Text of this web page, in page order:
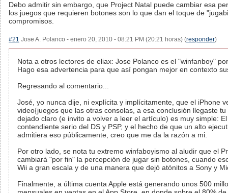
Debo admitir sin embargo, que Project Natal puede cambiar esa
los juegos que requieren botones son lo que dan el toque de
compromisos.
#21 Jose A. Polanco - enero 20, 2010 - 08:21 PM (20:21 horas) (responder)
Nota a otros lectores de eliax: Jose Polanco es el "winfanboy"
Hago esa advertencia para que así pongan mejor en contexto
Regresando al comentario...
José, yo nunca dije, ni explícita y implícitamente, que el iPhone
video{juegos que las otras consolas, a esa conclusión llegaste
dejado claro (e invito a volver a leer el artículo) es muy simple:
contendiente serio del DS y PSP, y el hecho de que un alto
admitiera eso públicamente, creo que me da la razón a mi.
Por otro lado, se nota tu extremo winfaboyismo al aludir que el
cambiará "por fin" la percepción de jugar sin botones, cuando
Wii a gran escala y de una manera que dejó atónitos a Sony y
Finalmente, a última cuenta Apple está generando unos 500